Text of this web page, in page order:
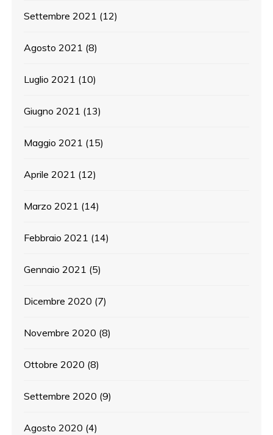
Settembre 2021 (12)
Agosto 2021 (8)
Luglio 2021 (10)
Giugno 2021 (13)
Maggio 2021 (15)
Aprile 2021 (12)
Marzo 2021 (14)
Febbraio 2021 (14)
Gennaio 2021 (5)
Dicembre 2020 (7)
Novembre 2020 (8)
Ottobre 2020 (8)
Settembre 2020 (9)
Agosto 2020 (4)